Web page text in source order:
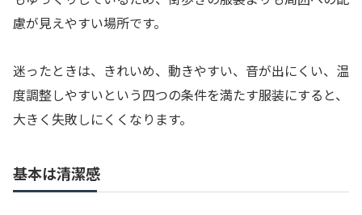
慮が見えやすい場所です。
迷ったときは、きれいめ、動きやすい、音が出にくい、温
度調整しやすいという四つの条件を満たす服装にすると、
大きく失敗しにくくなります。
基本は清潔感